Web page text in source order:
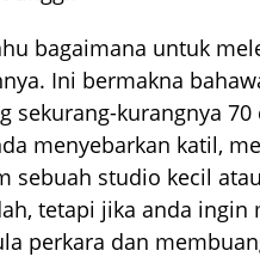
bagaimana untuk
Ini bermakna
sekurang-kurangnya
menyebarkan katil,
sebuah studio kecil
tetapi jika anda ingin
perkara dan